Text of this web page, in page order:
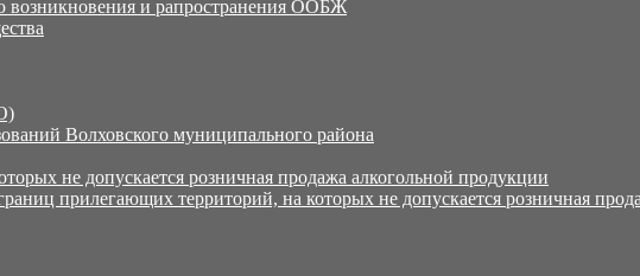
и рапространения ООБЖ
Волховского муниципального района
не допускается розничная продажа алкогольной продукции
прилегающих территорий, на которых не допускается розничная